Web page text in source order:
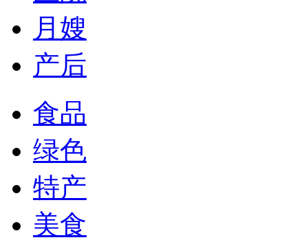
月嫂
产后
食品
绿色
特产
美食